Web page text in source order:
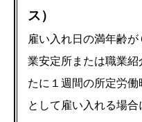
ス）
雇い入れ日の満年齢
業安定所または職業
たに１週間の所定労
として雇い入れる場合